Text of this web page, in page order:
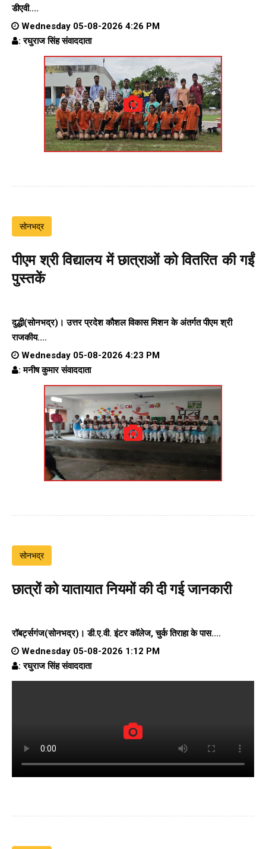
डीएवी....
Wednesday 05-08-2026 4:26 PM
: रघुराज सिंह संवाददाता
सोनभद्र
पीएम श्री विद्यालय में छात्राओं को वितरित की गईं
पुस्तकें
दुद्धी(सोनभद्र)। उत्तर प्रदेश कौशल विकास मिशन के अंतर्गत पीएम श्री
राजकीय....
Wednesday 05-08-2026 4:23 PM
: मनीष कुमार संवाददाता
सोनभद्र
छात्रों को यातायात नियमों की दी गई जानकारी
रॉबर्ट्सगंज(सोनभद्र)। डी.ए.वी. इंटर कॉलेज, चुर्क तिराहा के पास....
Wednesday 05-08-2026 1:12 PM
: रघुराज सिंह संवाददाता